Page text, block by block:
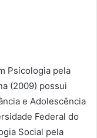
Psicologia pela
(2009) possui
e Adolescência
Federal do
Social pela